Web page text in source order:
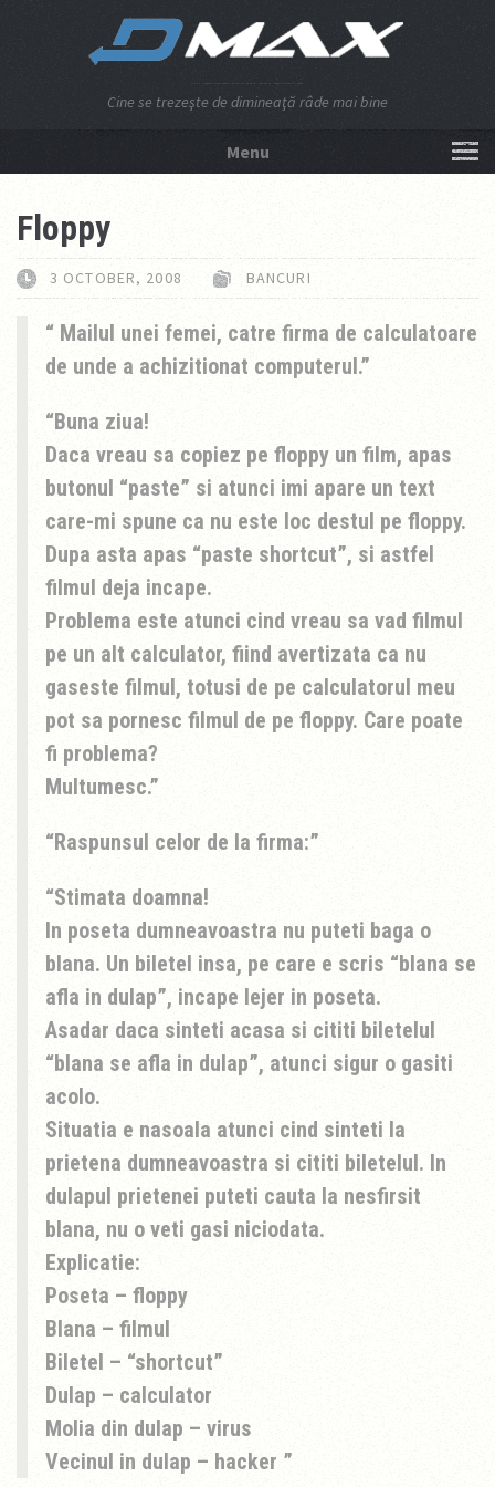
Cine se trezeşte de dimineaţă râde mai bine
Menu
Floppy
3 OCTOBER, 2008 BANCURI
Mailul unei femei, catre firma de calculatoare
de unde a achizitionat computerul.
Buna ziua!
Daca vreau sa copiez pe floppy un film, apas
butonul “paste” si atunci imi apare un text
care-mi spune ca nu este loc destul pe floppy.
Dupa asta apas “paste shortcut”, si astfel
filmul deja incape.
Problema este atunci cind vreau sa vad filmul
pe un alt calculator, fiind avertizata ca nu
gaseste filmul, totusi de pe calculatorul meu
pot sa pornesc filmul de pe floppy. Care poate
fi problema?
Multumesc.
Raspunsul celor de la firma:
Stimata doamna!
In poseta dumneavoastra nu puteti baga o
blana. Un biletel insa, pe care e scris “blana se
afla in dulap”, incape lejer in poseta.
Asadar daca sinteti acasa si cititi biletelul
“blana se afla in dulap”, atunci sigur o gasiti
acolo.
Situatia e nasoala atunci cind sinteti la
prietena dumneavoastra si cititi biletelul. In
dulapul prietenei puteti cauta la nesfirsit
blana, nu o veti gasi niciodata.
Explicatie:
Poseta – floppy
Blana – filmul
Biletel – “shortcut”
Dulap – calculator
Molia din dulap – virus
Vecinul in dulap – hacker